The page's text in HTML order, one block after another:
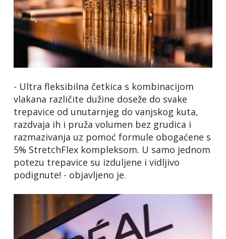
- Ultra fleksibilna četkica s kombinacijom
vlakana različite dužine doseže do svake
trepavice od unutarnjeg do vanjskog kuta,
razdvaja ih i pruža volumen bez grudica i
razmazivanja uz pomoć formule obogaćene s
5% StretchFlex kompleksom. U samo jednom
potezu trepavice su izduljene i vidljivo
podignute! - objavljeno je.